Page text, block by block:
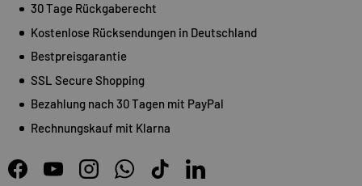
30 Tage Rückgaberecht
Kostenlose Rücksendungen in Deutschland
Bestpreisgarantie
SSL Secure Shopping
Bezahlung nach 30 Tagen mit PayPal
Rechnungskauf mit Klarna
FacebookYouTubeInstagramWhatsAppTikTokLinkedIn